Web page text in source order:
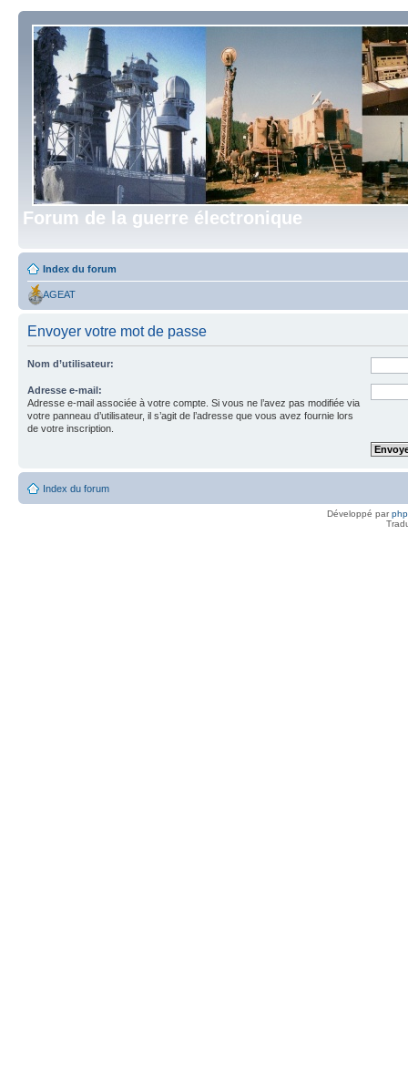
Forum de la guerre électronique
Index du forum
AGEAT
Envoyer votre mot de passe
Nom d’utilisateur:
Adresse e-mail:
Adresse e-mail associée à votre compte. Si vous ne l’avez pas modifiée via
votre panneau d’utilisateur, il s’agit de l’adresse que vous avez fournie lors
de votre inscription.
Index du forum
Développé par